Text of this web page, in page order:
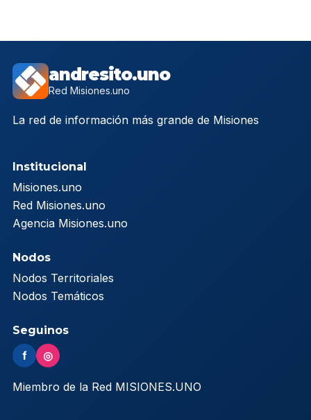
andresito.uno
Red Misiones.uno
La red de información más grande de Misiones
Institucional
Misiones.uno
Red Misiones.uno
Agencia Misiones.uno
Nodos
Nodos Territoriales
Nodos Temáticos
Seguinos
f ◎
Miembro de la Red MISIONES.UNO